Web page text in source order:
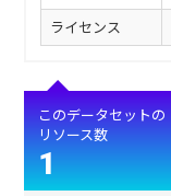
ライセンス
このデータセットの
リソース数
1